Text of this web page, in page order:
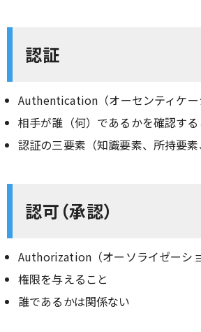
認証
Authentication（オーセンティケー
相手が誰（何）であるかを確認する
認証の三要素（知識要素、所持要素
認可（承認）
Authorization（オーソライゼーショ
権限を与えること
誰であるかは関係ない